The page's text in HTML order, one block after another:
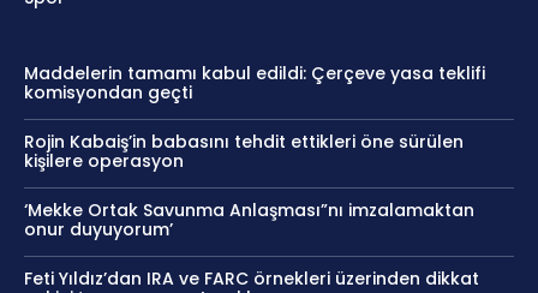
Maddelerin tamamı kabul edildi: Çerçeve yasa teklifi
komisyondan geçti
Rojin Kabaiş’in babasını tehdit ettikleri öne sürülen
kişilere operasyon
‘Mekke Ortak Savunma Anlaşması”nı imzalamaktan
onur duyuyorum’
Feti Yıldız’dan IRA ve FARC örnekleri üzerinden dikkat